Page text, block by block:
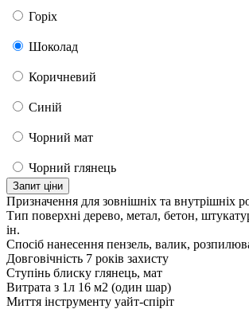
Горіх
Шоколад
Коричневий
Синій
Чорний мат
Чорний глянець
Запит ціни
Призначення для зовнішніх та внутрішніх
Тип поверхні дерево, метал, бетон,
ін.
Спосіб нанесення пензель, валик,
Довговічність 7 років захисту
Ступінь блиску глянець, мат
Витрата з 1л 16 м2 (один шар)
Миття інструменту уайт-спіріт